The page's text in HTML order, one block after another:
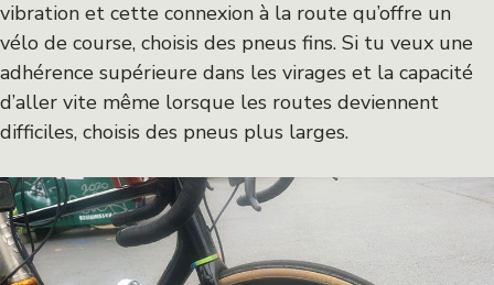
vibration et cette connexion à la route qu’offre un
vélo de course, choisis des pneus fins. Si tu veux une
adhérence supérieure dans les virages et la capacité
d’aller vite même lorsque les routes deviennent
difficiles, choisis des pneus plus larges.